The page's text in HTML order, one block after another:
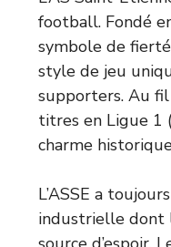
football. Fondé
symbole de
style de jeu
supporters. Au
titres en Ligue 1
charme
L’ASSE a
industrielle dont